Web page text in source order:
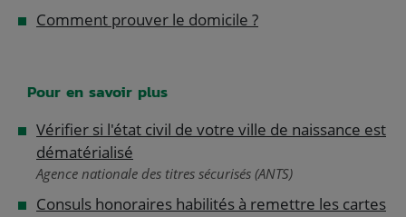
Comment prouver le domicile ?
Pour en savoir plus
Vérifier si l'état civil de votre ville de naissance est
dématérialisé
Agence nationale des titres sécurisés (ANTS)
Consuls honoraires habilités à remettre les cartes